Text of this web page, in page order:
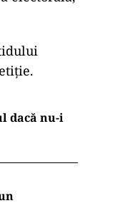
legislației
Social